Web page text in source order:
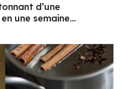
d’une
une semaine…